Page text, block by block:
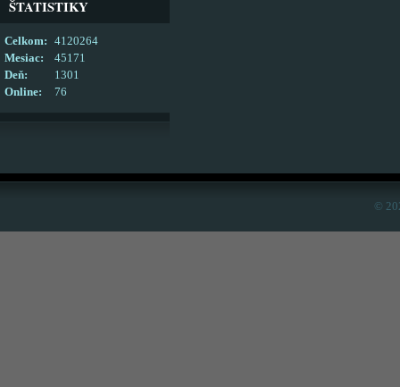
ŠTATISTIKY
Online: 76
Celkom:
4120264
Mesiac:
45171
Deň:
1301
©